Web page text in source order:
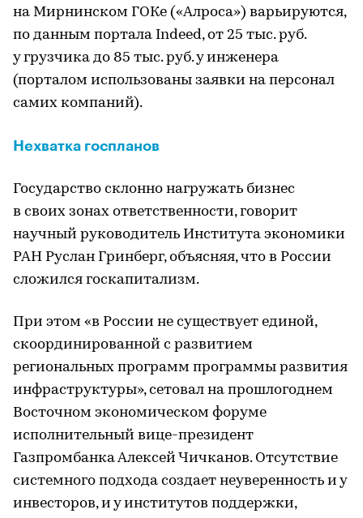
на Мирнинском ГОКе («Алроса») варьируются,
по данным портала Indeed, от 25 тыс. руб.
у грузчика до 85 тыс. руб. у инженера
(порталом использованы заявки на персонал
самих компаний).
Нехватка госпланов
Государство склонно нагружать бизнес
в своих зонах ответственности, говорит
научный руководитель Института экономики
РАН Руслан Гринберг, объясняя, что в России
сложился госкапитализм.
При этом «в России не существует единой,
скоординированной с развитием
региональных программ программы развития
инфраструктуры», сетовал на прошлогоднем
Восточном экономическом форуме
исполнительный вице-президент
Газпромбанка Алексей Чичканов. Отсутствие
системного подхода создает неуверенность и у
инвесторов, и у институтов поддержки,